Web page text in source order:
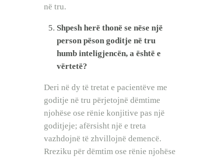
në tru.
Shpesh herë thonë se nëse një
person pëson goditje në tru
humb inteligjencën, a është e
vërtetë?
Deri në dy të tretat e pacientëve me
goditje në tru përjetojnë dëmtime
njohëse ose rënie konjitive pas një
goditjeje; afërsisht një e treta
vazhdojnë të zhvillojnë demencë.
Rreziku për dëmtim ose rënie njohëse